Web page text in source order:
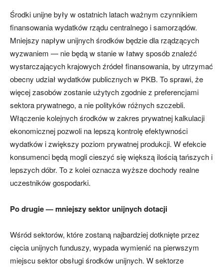
Środki unijne były w ostatnich latach ważnym czynnikiem
finansowania wydatków rządu centralnego i samorządów.
Mniejszy napływ unijnych środków będzie dla rządzących
wyzwaniem — nie będą w stanie w łatwy sposób znaleźć
wystarczających krajowych źródeł finansowania, by utrzymać
obecny udział wydatków publicznych w PKB. To sprawi, że
więcej zasobów zostanie użytych zgodnie z preferencjami
sektora prywatnego, a nie polityków różnych szczebli.
Włączenie kolejnych środków w zakres prywatnej kalkulacji
ekonomicznej pozwoli na lepszą kontrolę efektywności
wydatków i zwiększy poziom prywatnej produkcji. W efekcie
konsumenci będą mogli cieszyć się większą ilością tańszych i
lepszych dóbr. To z kolei oznacza wyższe dochody realne
uczestników gospodarki.
Po drugie — mniejszy sektor unijnych dotacji
Wśród sektorów, które zostaną najbardziej dotknięte przez
cięcia unijnych funduszy, wypada wymienić na pierwszym
miejscu sektor obsługi środków unijnych. W sektorze